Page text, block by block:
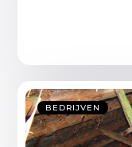
BEDRIJVEN